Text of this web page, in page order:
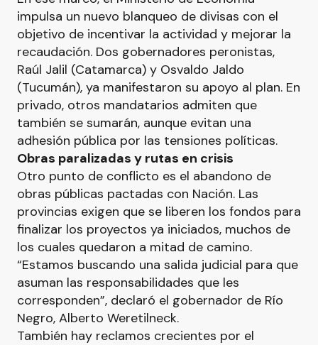
impulsa un nuevo blanqueo de divisas con el
objetivo de incentivar la actividad y mejorar la
recaudación. Dos gobernadores peronistas,
Raúl Jalil (Catamarca) y Osvaldo Jaldo
(Tucumán), ya manifestaron su apoyo al plan. En
privado, otros mandatarios admiten que
también se sumarán, aunque evitan una
adhesión pública por las tensiones políticas.
Obras paralizadas y rutas en crisis
Otro punto de conflicto es el abandono de
obras públicas pactadas con Nación. Las
provincias exigen que se liberen los fondos para
finalizar los proyectos ya iniciados, muchos de
los cuales quedaron a mitad de camino.
“Estamos buscando una salida judicial para que
asuman las responsabilidades que les
corresponden”, declaró el gobernador de Río
Negro, Alberto Weretilneck.
También hay reclamos crecientes por el